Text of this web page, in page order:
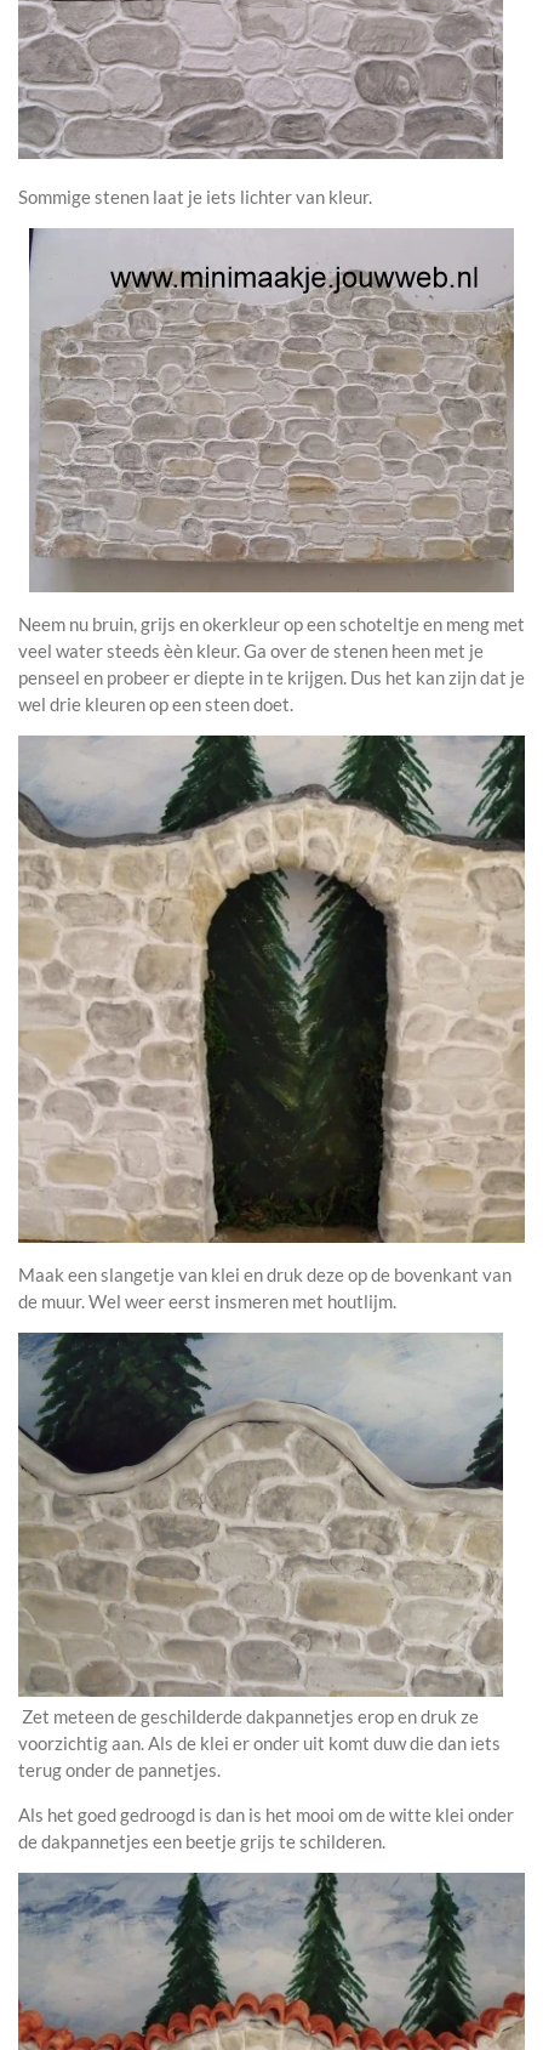
Sommige stenen laat je iets lichter van kleur.
Neem nu bruin, grijs en okerkleur op een schoteltje en meng met
veel water steeds èèn kleur. Ga over de stenen heen met je
penseel en probeer er diepte in te krijgen. Dus het kan zijn dat je
wel drie kleuren op een steen doet.
Maak een slangetje van klei en druk deze op de bovenkant van
de muur. Wel weer eerst insmeren met houtlijm.
Zet meteen de geschilderde dakpannetjes erop en druk ze
voorzichtig aan. Als de klei er onder uit komt duw die dan iets
terug onder de pannetjes.
Als het goed gedroogd is dan is het mooi om de witte klei onder
de dakpannetjes een beetje grijs te schilderen.